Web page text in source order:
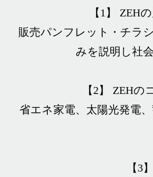
【1】 ZEH
販売パンフレット・チラ
みを説明し社
【2】 ZEH
省エネ家電、太陽光発電
【3